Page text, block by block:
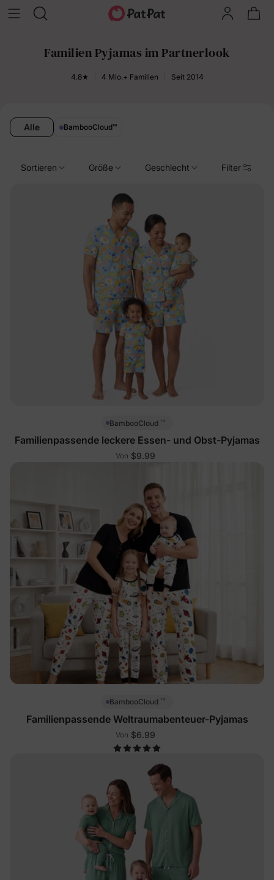
Familien Pyjamas im Partnerlook
4.8★ 4 Mio.+ Familien Seit 2014
Alle BambooCloud™
Sortieren Größe Geschlecht Filter
BambooCloud ™
Familienpassende leckere Essen- und Obst-Pyjamas
Von $9.99
BambooCloud ™
Familienpassende Weltraumabenteuer-Pyjamas
Von $6.99